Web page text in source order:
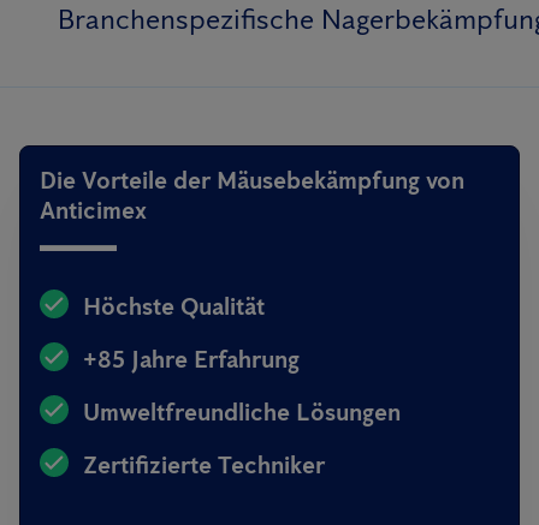
Branchenspezifische
Die Vorteile der Mäusebekämpfung von
Anticimex
Höchste Qualität
+85 Jahre Erfahrung
Umweltfreundliche Lösungen
Zertifizierte Techniker